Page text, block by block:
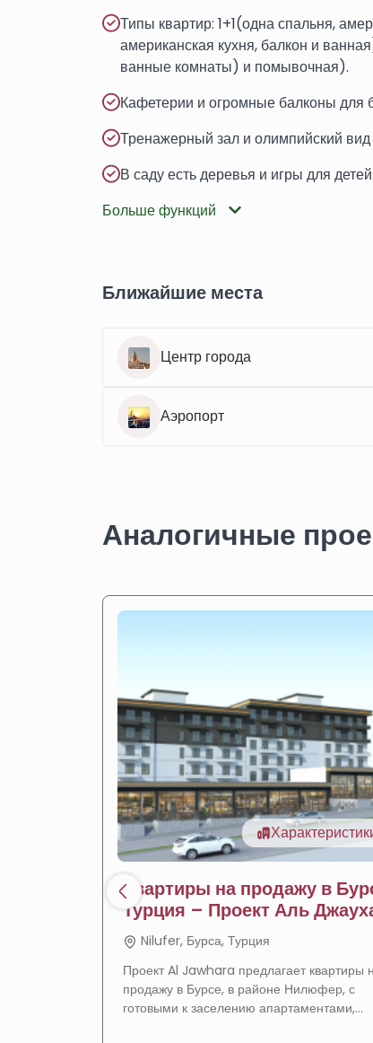
Типы квартир: 1+1(одна спальня,
американская кухня, балкон и
ванные комнаты) и помывочная).
Кафетерии и огромные балконы для
Тренажерный зал и олимпийский
В саду есть деревья и игры для детей.
Больше функций
Ближайшие места
Центр города
Аэропорт
Аналогичные
Квартиры на продажу в
Турция – Проект Аль
Nilufer, Бурса, Турция
Проект Al Jawhara предлагает квартиры
продажу в Бурсе, в районе Нилюфер, с
готовыми к заселению апартаментами,